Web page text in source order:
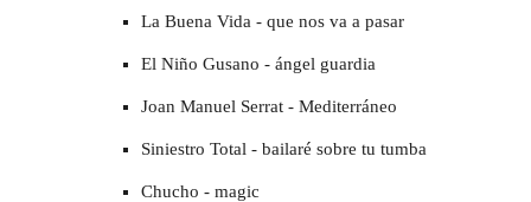
La Buena Vida - que nos va a pasar
El Niño Gusano - ángel guardia
Joan Manuel Serrat - Mediterráneo
Siniestro Total - bailaré sobre tu tumba
Chucho - magic